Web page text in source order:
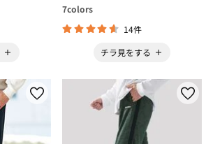
7colors
14件
チラ見をする